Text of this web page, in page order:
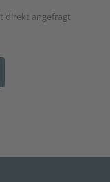
direkt angefragt